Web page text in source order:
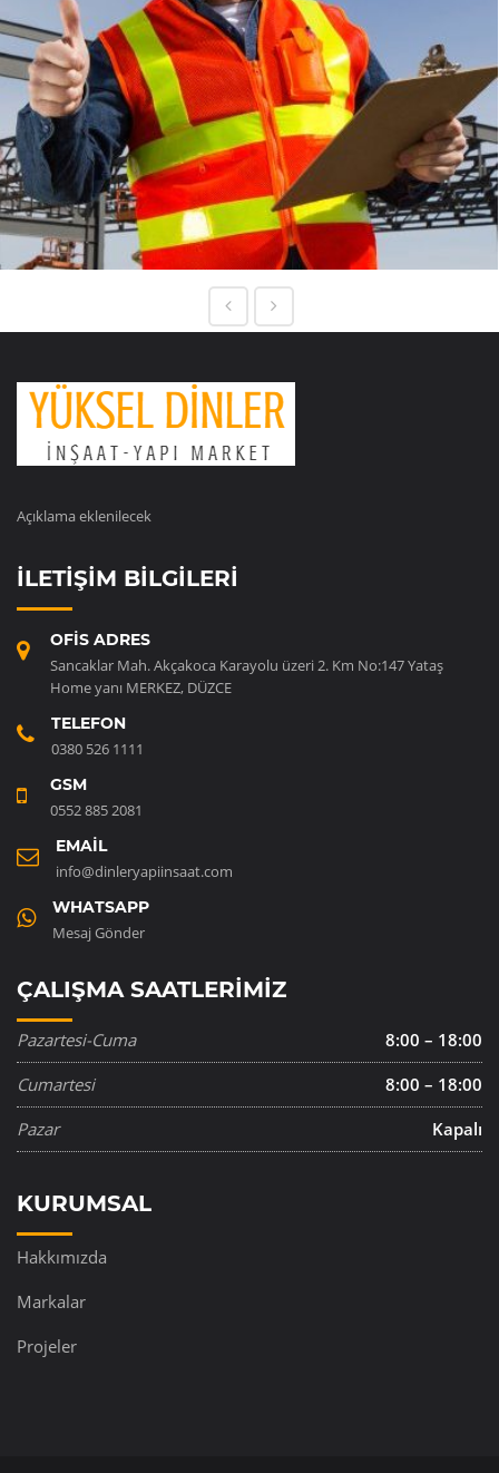
Açıklama eklenilecek
İLETIŞIM BILGILERI
OFIS ADRES
Sancaklar Mah. Akçakoca Karayolu üzeri 2. Km No:147 Yataş
Home yanı MERKEZ, DÜZCE
TELEFON
0380 526 1111
GSM
0552 885 2081
EMAIL
info@dinleryapiinsaat.com
WHATSAPP
Mesaj Gönder
ÇALIŞMA SAATLERIMIZ
Pazartesi-Cuma
8:00 – 18:00
Cumartesi
8:00 – 18:00
Pazar
Kapalı
KURUMSAL
Hakkımızda
Markalar
Projeler